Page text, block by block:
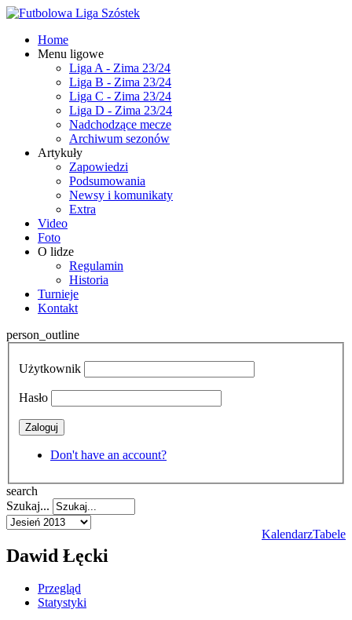
Home
Menu ligowe
Liga A - Zima 23/24
Liga B - Zima 23/24
Liga C - Zima 23/24
Liga D - Zima 23/24
Nadchodzące mecze
Archiwum sezonów
Artykuły
Zapowiedzi
Podsumowania
Newsy i komunikaty
Extra
Video
Foto
O lidze
Regulamin
Historia
Turnieje
Kontakt
person_outline
Użytkownik
Hasło
Zaloguj
Don't have an account?
search
Szukaj...
KalendarzTabele
Dawid Łęcki
Przegląd
Statystyki